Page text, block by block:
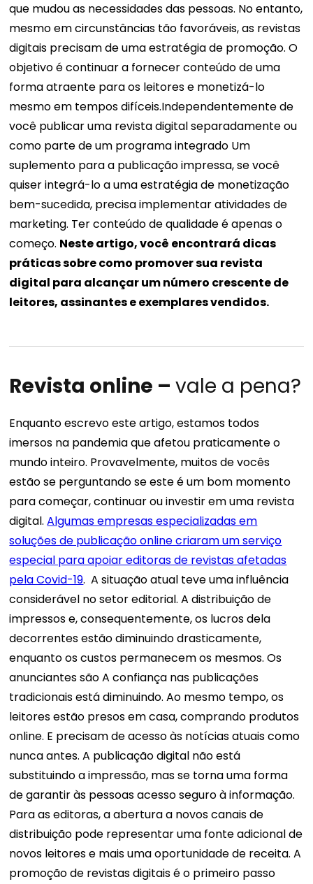
que mudou as necessidades das pessoas. No entanto,
mesmo em circunstâncias tão favoráveis, as revistas
digitais precisam de uma estratégia de promoção. O
objetivo é continuar a fornecer conteúdo de uma
forma atraente para os leitores e monetizá-lo
mesmo em tempos difíceis.Independentemente de
você publicar uma revista digital separadamente ou
como parte de um programa integrado Um
suplemento para a publicação impressa, se você
quiser integrá-lo a uma estratégia de monetização
bem-sucedida, precisa implementar atividades de
marketing. Ter conteúdo de qualidade é apenas o
começo. Neste artigo, você encontrará dicas
práticas sobre como promover sua revista
digital para alcançar um número crescente de
leitores, assinantes e exemplares vendidos.
Revista online – vale a pena?
Enquanto escrevo este artigo, estamos todos
imersos na pandemia que afetou praticamente o
mundo inteiro. Provavelmente, muitos de vocês
estão se perguntando se este é um bom momento
para começar, continuar ou investir em uma revista
digital.Algumas empresas especializadas em
soluções de publicação online criaram um serviço
especial para apoiar editoras de revistas afetadas
pela Covid-19. A situação atual teve uma influência
considerável no setor editorial. A distribuição de
impressos e, consequentemente, os lucros dela
decorrentes estão diminuindo drasticamente,
enquanto os custos permanecem os mesmos.Os
anunciantes sãoA confiança nas publicações
tradicionais está diminuindo. Ao mesmo tempo, os
leitores estão presos em casa, comprando produtos
online. E precisam de acesso às notícias atuais como
nunca antes. A publicação digital não está
substituindo a impressão, mas se torna uma forma
de garantir às pessoas acesso seguro à informação.
Para as editoras, a abertura a novos canais de
distribuição pode representar uma fonte adicional de
novos leitores e mais uma oportunidade de receita. A
promoção de revistas digitais é o primeiro passo